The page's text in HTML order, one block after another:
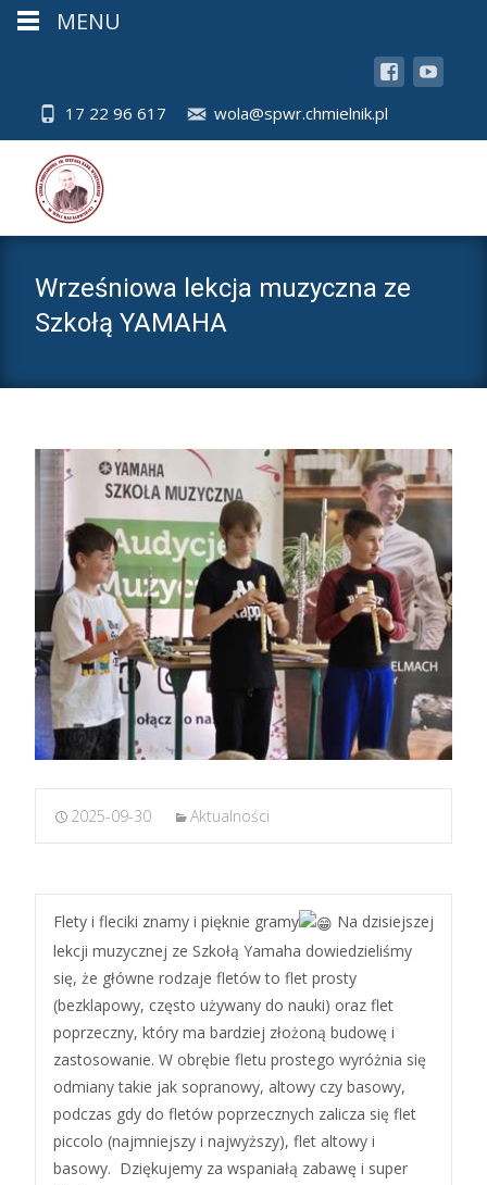
17 22 96 617 wola@spwr.chmielnik.pl
Wrześniowa lekcja muzyczna ze
Szkołą YAMAHA
2025-09-30 Aktualności
Flety i fleciki znamy i pięknie gramy
Na dzisiejszej
lekcji muzycznej ze Szkołą Yamaha dowiedzieliśmy
się, że główne rodzaje fletów to flet prosty
(bezklapowy, często używany do nauki) oraz flet
poprzeczny, który ma bardziej złożoną budowę i
zastosowanie. W obrębie fletu prostego wyróżnia się
odmiany takie jak sopranowy, altowy czy basowy,
podczas gdy do fletów poprzecznych zalicza się flet
piccolo (najmniejszy i najwyższy), flet altowy i
basowy. Dziękujemy za wspaniałą zabawę i super
MENU